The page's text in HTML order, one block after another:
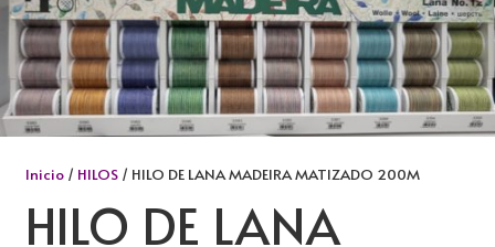
Inicio/ HILOS/ HILO DE LANA MADEIRA MATIZADO 200M
HILO DE LANA